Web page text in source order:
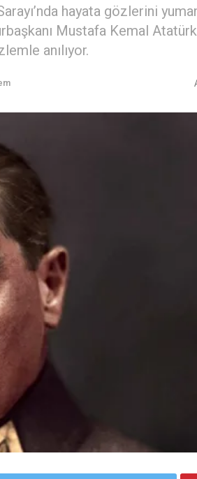
hayata gözlerini
Mustafa Kemal
anılıyor.